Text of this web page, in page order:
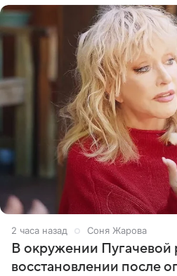
2 часа назад Соня Жарова
В окружении Пугачевой
восстановлении после